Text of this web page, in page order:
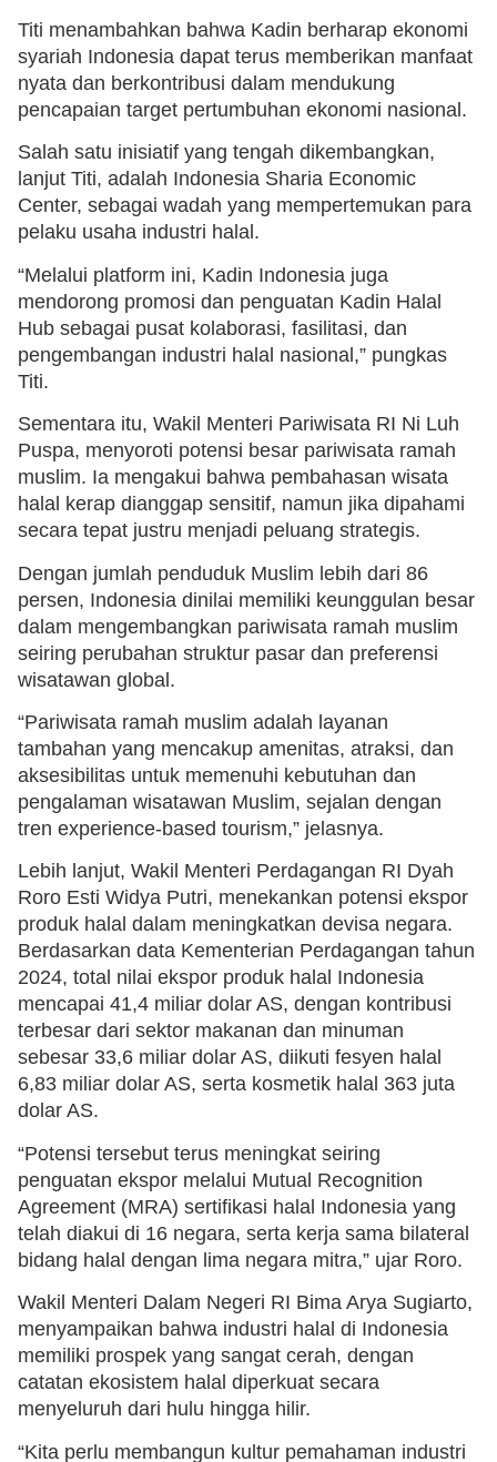
Titi menambahkan bahwa Kadin berharap ekonomi
syariah Indonesia dapat terus memberikan manfaat
nyata dan berkontribusi dalam mendukung
pencapaian target pertumbuhan ekonomi nasional.
Salah satu inisiatif yang tengah dikembangkan,
lanjut Titi, adalah Indonesia Sharia Economic
Center, sebagai wadah yang mempertemukan para
pelaku usaha industri halal.
“Melalui platform ini, Kadin Indonesia juga
mendorong promosi dan penguatan Kadin Halal
Hub sebagai pusat kolaborasi, fasilitasi, dan
pengembangan industri halal nasional,” pungkas
Titi.
Sementara itu, Wakil Menteri Pariwisata RI Ni Luh
Puspa, menyoroti potensi besar pariwisata ramah
muslim. Ia mengakui bahwa pembahasan wisata
halal kerap dianggap sensitif, namun jika dipahami
secara tepat justru menjadi peluang strategis.
Dengan jumlah penduduk Muslim lebih dari 86
persen, Indonesia dinilai memiliki keunggulan besar
dalam mengembangkan pariwisata ramah muslim
seiring perubahan struktur pasar dan preferensi
wisatawan global.
“Pariwisata ramah muslim adalah layanan
tambahan yang mencakup amenitas, atraksi, dan
aksesibilitas untuk memenuhi kebutuhan dan
pengalaman wisatawan Muslim, sejalan dengan
tren experience-based tourism,” jelasnya.
Lebih lanjut, Wakil Menteri Perdagangan RI Dyah
Roro Esti Widya Putri, menekankan potensi ekspor
produk halal dalam meningkatkan devisa negara.
Berdasarkan data Kementerian Perdagangan tahun
2024, total nilai ekspor produk halal Indonesia
mencapai 41,4 miliar dolar AS, dengan kontribusi
terbesar dari sektor makanan dan minuman
sebesar 33,6 miliar dolar AS, diikuti fesyen halal
6,83 miliar dolar AS, serta kosmetik halal 363 juta
dolar AS.
“Potensi tersebut terus meningkat seiring
penguatan ekspor melalui Mutual Recognition
Agreement (MRA) sertifikasi halal Indonesia yang
telah diakui di 16 negara, serta kerja sama bilateral
bidang halal dengan lima negara mitra,” ujar Roro.
Wakil Menteri Dalam Negeri RI Bima Arya Sugiarto,
menyampaikan bahwa industri halal di Indonesia
memiliki prospek yang sangat cerah, dengan
catatan ekosistem halal diperkuat secara
menyeluruh dari hulu hingga hilir.
“Kita perlu membangun kultur pemahaman industri